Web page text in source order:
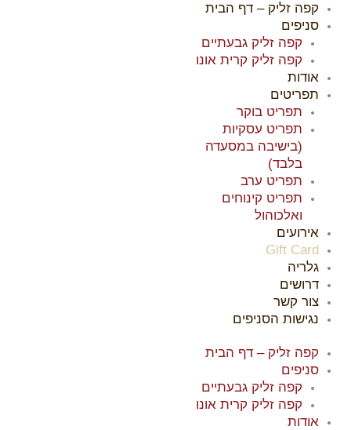
דילוג
לתוכן
קפה זליק – דף הבית
סניפים
קפה זליק גבעתיים
קפה זליק קרית אונו
אודות
תפריטים
תפריט בוקר
תפריט עסקיות
(בישיבה במסעדה
בלבד)
תפריט ערב
תפריט קינוחים
ואלכוהול
אירועים
Gift Card
גלריה
דרושים
צור קשר
נגישות הסניפים
קפה זליק – דף הבית
סניפים
קפה זליק גבעתיים
קפה זליק קרית אונו
אודות